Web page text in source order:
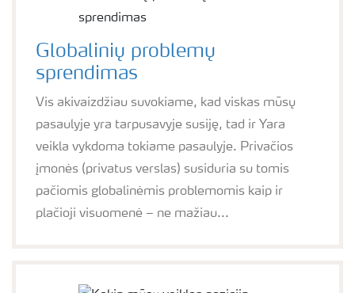
Globalinių problemų
sprendimas
Vis akivaizdžiau suvokiame, kad viskas mūsų
pasaulyje yra tarpusavyje susiję, tad ir Yara
veikla vykdoma tokiame pasaulyje. Privačios
įmonės (privatus verslas) susiduria su tomis
pačiomis globalinėmis problemomis kaip ir
plačioji visuomenė – ne mažiau...